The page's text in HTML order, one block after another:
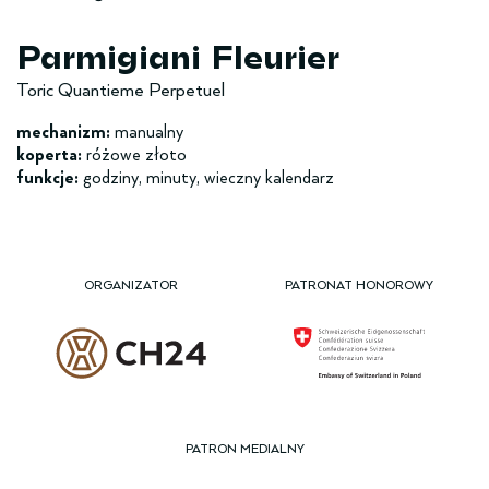
Parmigiani Fleurier
Toric Quantieme Perpetuel
mechanizm: manualny
koperta: różowe złoto
funkcje: godziny, minuty, wieczny kalendarz
ORGANIZATOR PATRONAT HONOROWY
PATRON MEDIALNY